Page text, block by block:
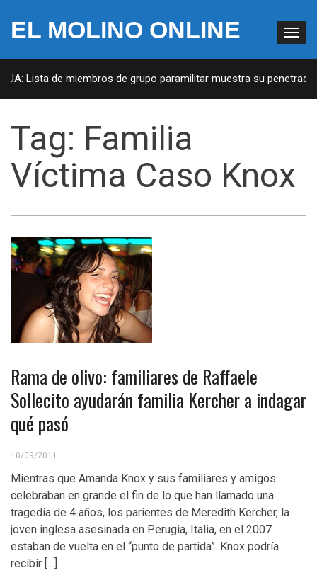
EL MOLINO ONLINE
Lista de miembros de grupo paramilitar muestra su
Tag: Familia
Víctima Caso Knox
Rama de olivo: familiares de Raffaele
Sollecito ayudarán familia Kercher a indagar
qué pasó
10/09/2011
Mientras que Amanda Knox y sus familiares y amigos
celebraban en grande el fin de lo que han llamado una
tragedia de 4 años, los parientes de Meredith Kercher, la
joven inglesa asesinada en Perugia, Italia, en el 2007
estaban de vuelta en el “punto de partida”. Knox podría
recibir […]